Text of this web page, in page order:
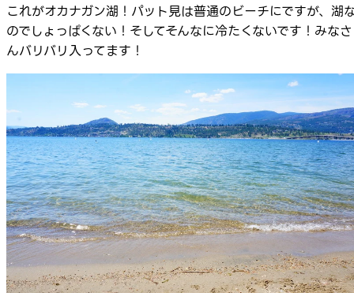
これがオカナガン湖！パット見は普通のビーチにですが、湖
のでしょっぱくない！そしてそんなに冷たくないです！みなさ
んバリバリ入ってます！